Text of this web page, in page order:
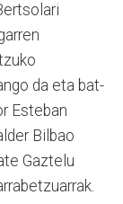
da eta bat-
Esteban
Bilbao
Gaztelu